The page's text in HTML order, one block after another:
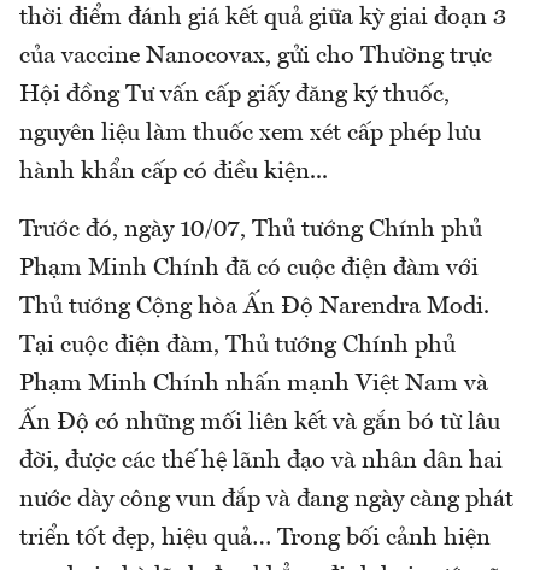
thời điểm đánh giá kết quả giữa kỳ giai đoạn 3
của vaccine Nanocovax, gửi cho Thường trực
Hội đồng Tư vấn cấp giấy đăng ký thuốc,
nguyên liệu làm thuốc xem xét cấp phép lưu
hành khẩn cấp có điều kiện...
Trước đó, ngày 10/07, Thủ tướng Chính phủ
Phạm Minh Chính đã có cuộc điện đàm với
Thủ tướng Cộng hòa Ấn Độ Narendra Modi.
Tại cuộc điện đàm, Thủ tướng Chính phủ
Phạm Minh Chính nhấn mạnh Việt Nam và
Ấn Độ có những mối liên kết và gắn bó từ lâu
đời, được các thế hệ lãnh đạo và nhân dân hai
nước dày công vun đắp và đang ngày càng phát
triển tốt đẹp, hiệu quả… Trong bối cảnh hiện